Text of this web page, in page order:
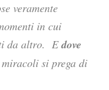
veramente
in cui
da altro. Edove
si prega di